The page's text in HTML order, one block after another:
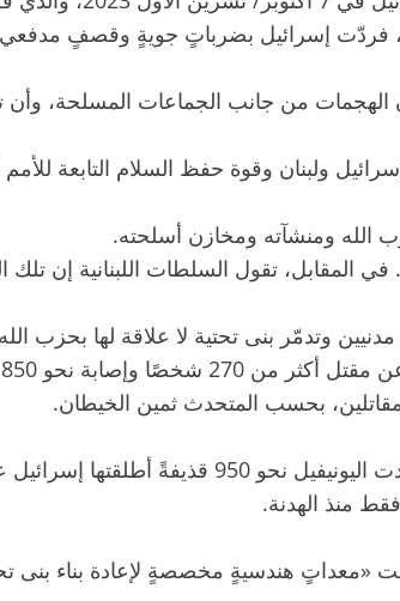
فردّت إسرائيل بضرباتٍ جويةٍ وقصفٍ
نوفمبر/ تشرين الثاني 2024 على أن توقف لبنان الهجمات من جانب
ولبنان وقوة حفظ السلام التابعة للأمم
الله ومنشآته ومخازن أسلحته.
تقول السلطات اللبنانية إن تلك
منذ الهدنة.
استهدفت «معداتٍ هندسيةٍ مخصصةٍ لإعادة بناء